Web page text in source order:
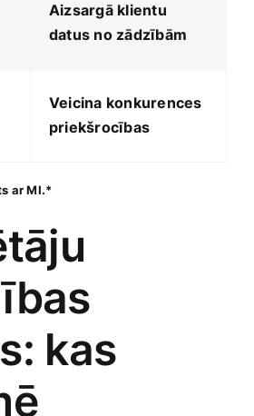
Aizsargā klientu
datus no zādzībām
Veicina konkurences
priekšrocības
ar MI.*
kas